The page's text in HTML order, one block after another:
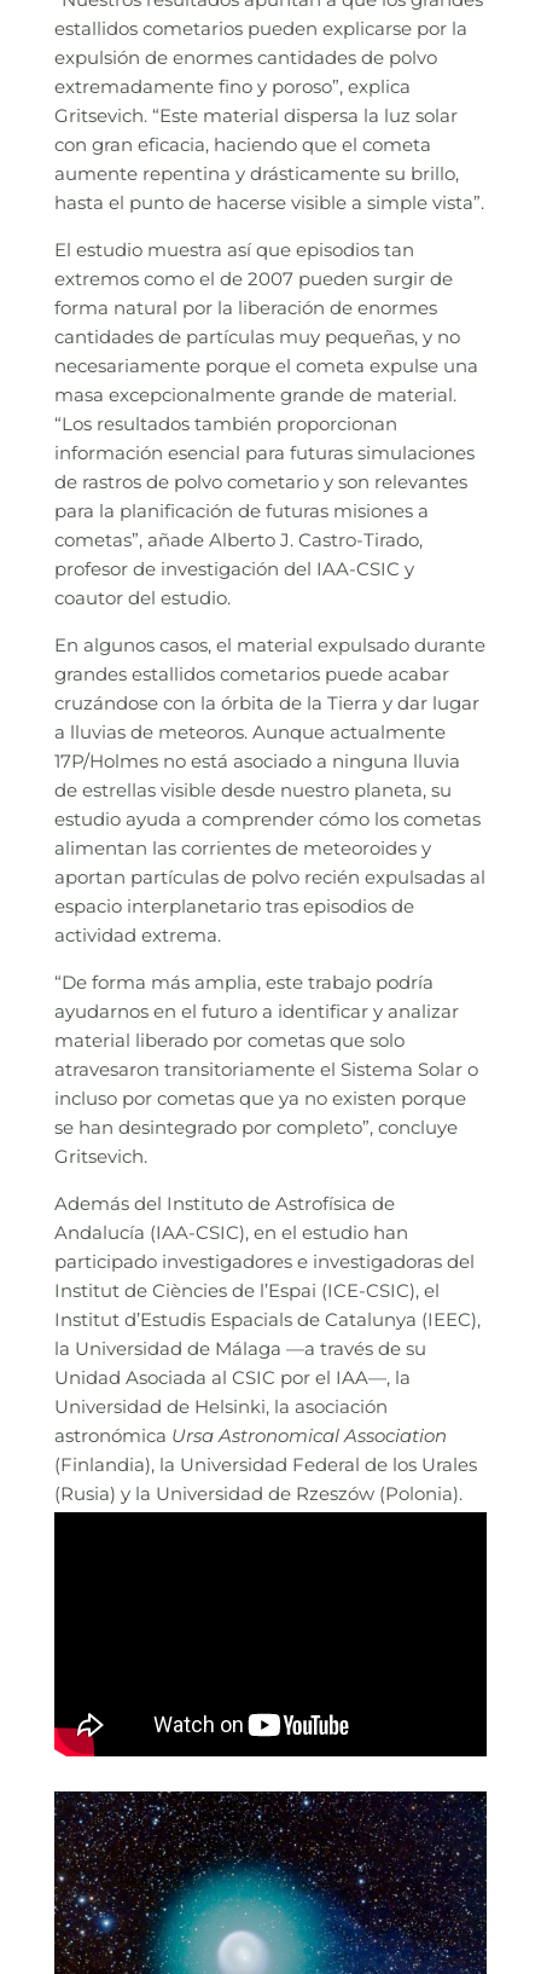
estallidos cometarios pueden explicarse por la
expulsión de enormes cantidades de polvo
extremadamente fino y poroso”, explica
Gritsevich. “Este material dispersa la luz solar
con gran eficacia, haciendo que el cometa
aumente repentina y drásticamente su brillo,
hasta el punto de hacerse visible a simple vista”.
El estudio muestra así que episodios tan
extremos como el de 2007 pueden surgir de
forma natural por la liberación de enormes
cantidades de partículas muy pequeñas, y no
necesariamente porque el cometa expulse una
masa excepcionalmente grande de material.
“Los resultados también proporcionan
información esencial para futuras simulaciones
de rastros de polvo cometario y son relevantes
para la planificación de futuras misiones a
cometas”, añade Alberto J. Castro-Tirado,
profesor de investigación del IAA-CSIC y
coautor del estudio.
En algunos casos, el material expulsado durante
grandes estallidos cometarios puede acabar
cruzándose con la órbita de la Tierra y dar lugar
a lluvias de meteoros. Aunque actualmente
17P/Holmes no está asociado a ninguna lluvia
de estrellas visible desde nuestro planeta, su
estudio ayuda a comprender cómo los cometas
alimentan las corrientes de meteoroides y
aportan partículas de polvo recién expulsadas al
espacio interplanetario tras episodios de
actividad extrema.
“De forma más amplia, este trabajo podría
ayudarnos en el futuro a identificar y analizar
material liberado por cometas que solo
atravesaron transitoriamente el Sistema Solar o
incluso por cometas que ya no existen porque
se han desintegrado por completo”, concluye
Gritsevich.
Además del Instituto de Astrofísica de
Andalucía (IAA-CSIC), en el estudio han
participado investigadores e investigadoras del
Institut de Ciències de l’Espai (ICE-CSIC), el
Institut d’Estudis Espacials de Catalunya (IEEC),
la Universidad de Málaga —a través de su
Unidad Asociada al CSIC por el IAA—, la
Universidad de Helsinki, la asociación
astronómica Ursa Astronomical Association
(Finlandia), la Universidad Federal de los Urales
(Rusia) y la Universidad de Rzeszów (Polonia).